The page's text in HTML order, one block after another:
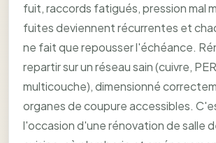
fuit, raccords fatigués, pression mal
fuites deviennent récurrentes et
ne fait que repousser l'échéance.
repartir sur un réseau sain (cuivre,
multicouche), dimensionné
organes de coupure accessibles.
l'occasion d'une rénovation de salle